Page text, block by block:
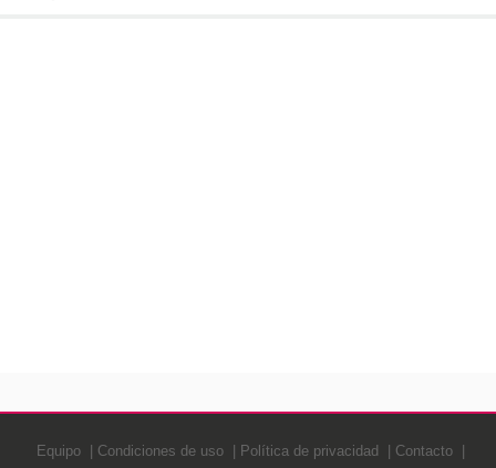
Equipo Condiciones de uso Política de privacidad Contacto